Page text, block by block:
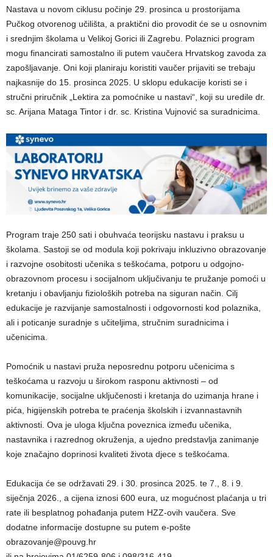
Nastava u novom ciklusu počinje 29. prosinca u prostorijama
Pučkog otvorenog učilišta, a praktični dio provodit će se u osnovnim
i srednjim školama u Velikoj Gorici ili Zagrebu. Polaznici program
mogu financirati samostalno ili putem vaučera Hrvatskog zavoda za
zapošljavanje. Oni koji planiraju koristiti vaučer prijaviti se trebaju
najkasnije do 15. prosinca 2025. U sklopu edukacije koristi se i
stručni priručnik „Lektira za pomoćnike u nastavi“, koji su uredile dr.
sc. Arijana Mataga Tintor i dr. sc. Kristina Vujnović sa suradnicima.
Program traje 250 sati i obuhvaća teorijsku nastavu i praksu u
školama. Sastoji se od modula koji pokrivaju inkluzivno obrazovanje
i razvojne osobitosti učenika s teškoćama, potporu u odgojno-
obrazovnom procesu i socijalnom uključivanju te pružanje pomoći u
kretanju i obavljanju fizioloških potreba na siguran način. Cilj
edukacije je razvijanje samostalnosti i odgovornosti kod polaznika,
ali i poticanje suradnje s učiteljima, stručnim suradnicima i
učenicima.
Pomoćnik u nastavi pruža neposrednu potporu učenicima s
teškoćama u razvoju u širokom rasponu aktivnosti – od
komunikacije, socijalne uključenosti i kretanja do uzimanja hrane i
pića, higijenskih potreba te praćenja školskih i izvannastavnih
aktivnosti. Ova je uloga ključna poveznica između učenika,
nastavnika i razrednog okruženja, a ujedno predstavlja zanimanje
koje značajno doprinosi kvaliteti života djece s teškoćama.
Edukacija će se održavati 29. i 30. prosinca 2025. te 7., 8. i 9.
siječnja 2026., a cijena iznosi 600 eura, uz mogućnost plaćanja u tri
rate ili besplatnog pohađanja putem HZZ-ovih vaučera. Sve
dodatne informacije dostupne su putem e-pošte
obrazovanje@pouvg.hr